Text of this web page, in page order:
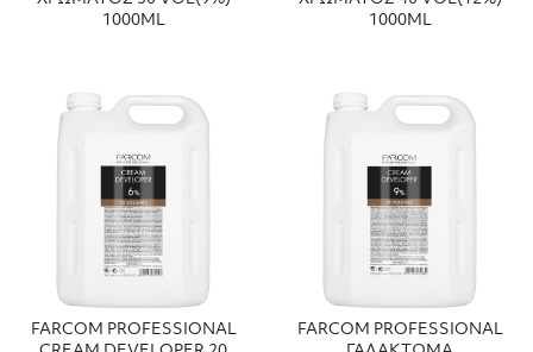
1000ML
1000ML
FARCOM PROFESSIONAL
FARCOM PROFESSIONAL